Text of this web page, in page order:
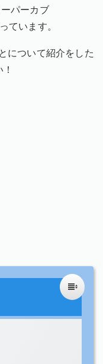
パーカブ
ています。
について紹介をした